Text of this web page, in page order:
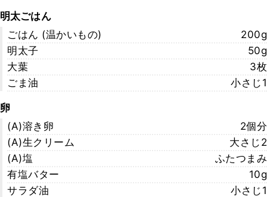
明太ごはん
ごはん (温かいもの)
200g
明太子
50g
大葉
3枚
ごま油
小さじ1
卵
(A)溶き卵
2個分
(A)生クリーム
大さじ2
(A)塩
ふたつまみ
有塩バター
10g
サラダ油
小さじ1